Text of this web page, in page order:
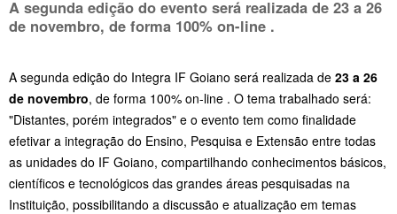
A segunda edição do evento será realizada de 23 a 26
de novembro, de forma 100% on-line .
A segunda edição do Integra IF Goiano será realizada de 23 a 26
de novembro, de forma 100% on-line . O tema trabalhado será:
"Distantes, porém integrados" e o evento tem como finalidade
efetivar a integração do Ensino, Pesquisa e Extensão entre todas
as unidades do IF Goiano, compartilhando conhecimentos básicos,
científicos e tecnológicos das grandes áreas pesquisadas na
Instituição, possibilitando a discussão e atualização em temas